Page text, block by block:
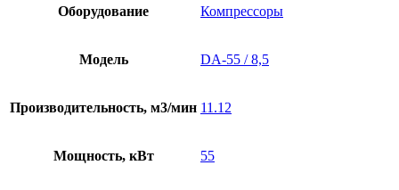
Оборудование Компрессоры
Модель DA-55 / 8,5
Производительность, м3/мин 11.12
Мощность, кВт 55